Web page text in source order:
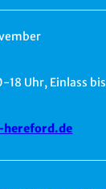
18 Uhr, Einlass